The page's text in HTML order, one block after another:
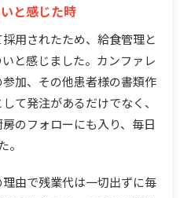
と感じた時
用されたため、給食管理と
と感じました。カンファレ
加、その他患者様の書類作
て発注があるだけでなく、
のフォローにも入り、毎日
。
由で残業代は一切出ずに毎